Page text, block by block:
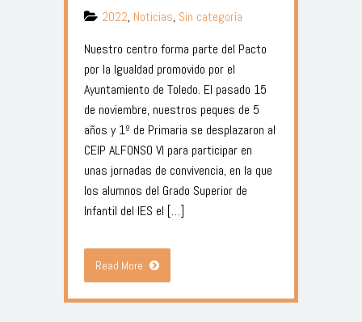
2022, Noticias, Sin categoría
Nuestro centro forma parte del Pacto
por la Igualdad promovido por el
Ayuntamiento de Toledo. El pasado 15
de noviembre, nuestros peques de 5
años y 1º de Primaria se desplazaron al
CEIP ALFONSO VI para participar en
unas jornadas de convivencia, en la que
los alumnos del Grado Superior de
Infantil del IES el […]
Read More